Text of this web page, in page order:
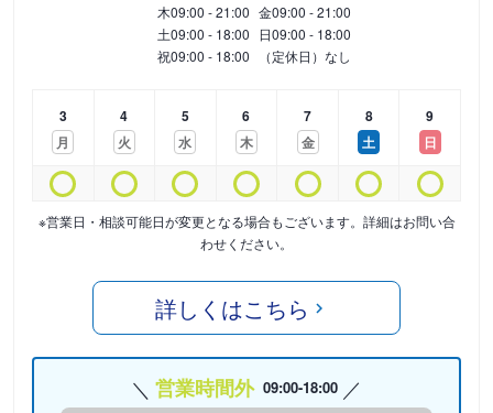
木09:00 - 21:00 金09:00 - 21:00
土09:00 - 18:00 日09:00 - 18:00
祝09:00 - 18:00 （定休日）なし
3
月
4
火
5
水
6
木
7
金
8
土
9
日
※営業日・相談可能日が変更となる場合もございます。詳細はお問い合
わせください。
詳しくはこちら
営業時間外 09:00-18:00